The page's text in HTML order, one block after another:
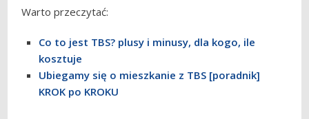
Warto przeczytać:
Co to jest TBS? plusy i minusy, dla kogo, ile
kosztuje
Ubiegamy się o mieszkanie z TBS [poradnik]
KROK po KROKU